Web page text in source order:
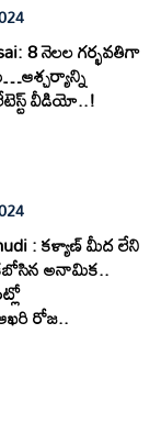
8 నెలల గర్భవతిగా
లేటెస్ట్ వీడియో..!
: కళ్యాణ్ మీద లేని
అనామిక..
రోజ..